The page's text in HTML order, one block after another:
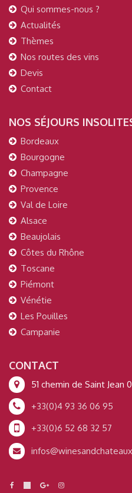
Qui sommes-nous ?
Actualités
Thèmes
Nos routes des vins
Devis
Contact
NOS SÉJOURS
Bordeaux
Bourgogne
Champagne
Provence
Val de Loire
Alsace
Beaujolais
Côtes du Rhône
Toscane
Piémont
Vénétie
Les Pouilles
Campanie
CONTACT
51 chemin de Saint Jean
+33(0)4 93 36 06 95
+33(0)6 52 68 32 57